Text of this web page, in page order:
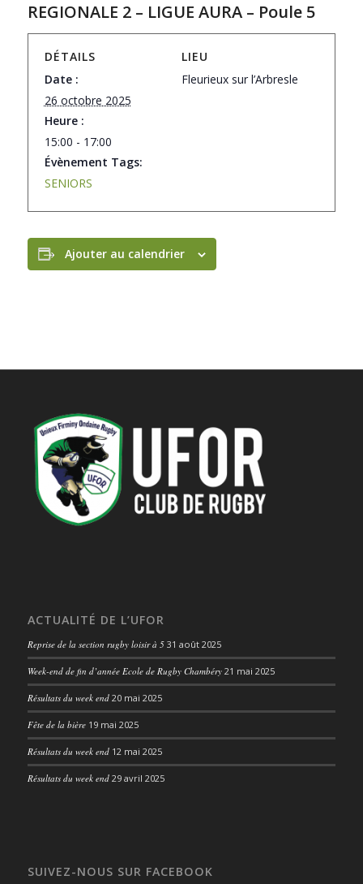
REGIONALE 2 – LIGUE AURA – Poule 5
DÉTAILS
Date :
26 octobre 2025
Heure :
15:00 - 17:00
Évènement Tags:
SENIORS
LIEU
Fleurieux sur l’Arbresle
Ajouter au calendrier
ACTUALITÉ DE L’UFOR
Reprise de la section rugby loisir à 5 31 août 2025
Week-end de fin d’année Ecole de Rugby Chambéry 21 mai 2025
Résultats du week end 20 mai 2025
Fête de la bière 19 mai 2025
Résultats du week end 12 mai 2025
Résultats du week end 29 avril 2025
SUIVEZ-NOUS SUR FACEBOOK